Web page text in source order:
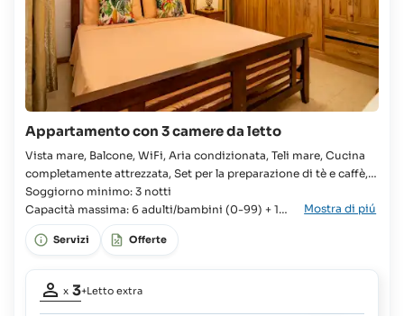
Appartamento con 3 camere da letto
Vista mare, Balcone, WiFi, Aria condizionata, Teli mare, Cucina
completamente attrezzata, Set per la preparazione di tè e caffè,
Pacchetto di benvenuto fornito all'arrivo, Lavatrice, Doccia
Appartamento, Famiglie, Gruppi, 3x Camera, 2x Letto singolo, 2x
Letto queen, Culla disponibile, 2x Bagno, Asciugacapelli,
Frigorifero con congelatore,
Soggiorno minimo: 3 notti
Capacità massima: 6 adulti/bambini (0-99) + 1
neonato (0-2)
Mostra di piú
Servizi Offerte
Partecipanti
x 3+Letto extra